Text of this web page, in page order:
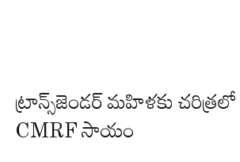
ట్రాన్స్‌జెండర్ మహిళకు
CMRF సాయం